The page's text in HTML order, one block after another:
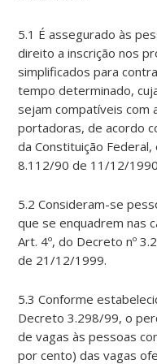
5.1 É assegurado às
direito a inscrição nos
simplificados para
tempo determinado,
sejam compatíveis com
portadoras, de acordo
da Constituição Federal,
8.112/90 de 11/12/
5.2 Consideram-se
que se enquadrem nas
Art. 4º, do Decreto nº
de 21/12/1999.
5.3 Conforme
Decreto 3.298/99, o
de vagas às pessoas
por cento) das vagas